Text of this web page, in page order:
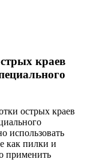
краев
острых краев
использовать
как пилки и
применить